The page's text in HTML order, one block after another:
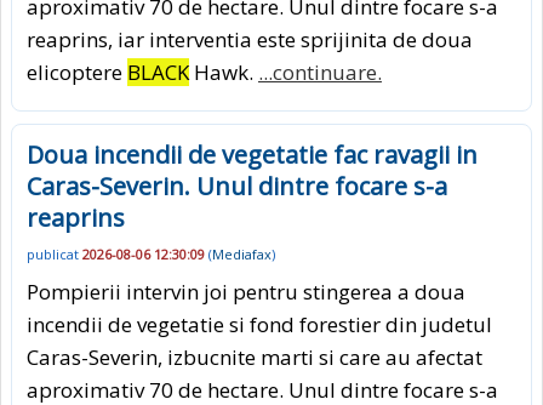
aproximativ 70 de hectare. Unul dintre focare s-a
reaprins, iar interventia este sprijinita de doua
elicoptere BLACKHawk. ...continuare.
Doua incendii de vegetatie fac ravagii in
Caras-Severin. Unul dintre focare s-a
reaprins
publicat 2026-08-06 12:30:09 (Mediafax)
Pompierii intervin joi pentru stingerea a doua
incendii de vegetatie si fond forestier din judetul
Caras-Severin, izbucnite marti si care au afectat
aproximativ 70 de hectare. Unul dintre focare s-a